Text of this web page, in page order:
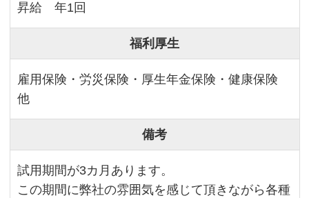
昇給 年1回
福利厚生
雇用保険・労災保険・厚生年金保険・健康保険
他
備考
試用期間が3カ月あります。
この期間に弊社の雰囲気を感じて頂きながら各種